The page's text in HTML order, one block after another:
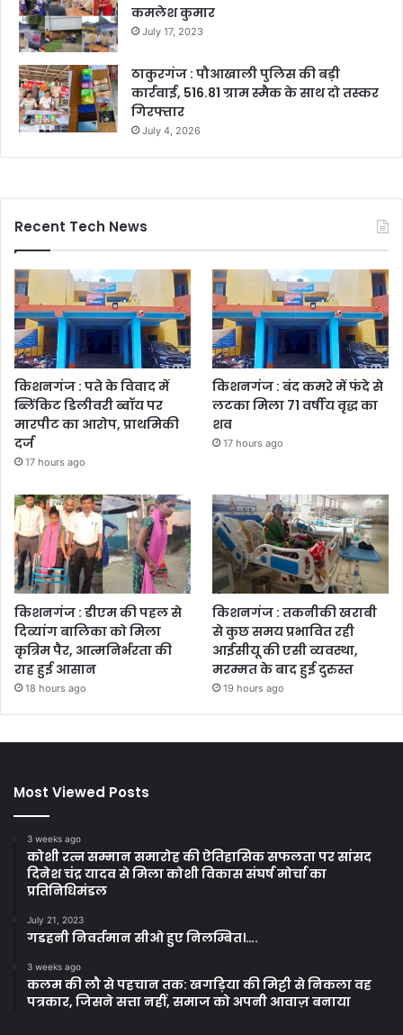
कमलेश कुमार
July 17, 2023
ठाकुरगंज : पौआखाली पुलिस की बड़ी
कार्रवाई, 516.81 ग्राम स्मैक के साथ दो तस्कर
गिरफ्तार
July 4, 2026
Recent Tech News
किशनगंज : पते के विवाद में
ब्लिंकिट डिलीवरी ब्वॉय पर
मारपीट का आरोप, प्राथमिकी
दर्ज
17 hours ago
किशनगंज : बंद कमरे में फंदे से
लटका मिला 71 वर्षीय वृद्ध का
शव
17 hours ago
किशनगंज : डीएम की पहल से
दिव्यांग बालिका को मिला
कृत्रिम पैर, आत्मनिर्भरता की
राह हुई आसान
18 hours ago
किशनगंज : तकनीकी खराबी
से कुछ समय प्रभावित रही
आईसीयू की एसी व्यवस्था,
मरम्मत के बाद हुई दुरुस्त
19 hours ago
Most Viewed Posts
3 weeks ago
कोशी रत्न सम्मान समारोह की ऐतिहासिक सफलता पर सांसद
दिनेश चंद्र यादव से मिला कोशी विकास संघर्ष मोर्चा का
प्रतिनिधिमंडल
July 21, 2023
गडहनी निवर्तमान सीओ हुए निलम्बित।….
3 weeks ago
कलम की लौ से पहचान तक: खगड़िया की मिट्टी से निकला वह
पत्रकार, जिसने सत्ता नहीं, समाज को अपनी आवाज़ बनाया